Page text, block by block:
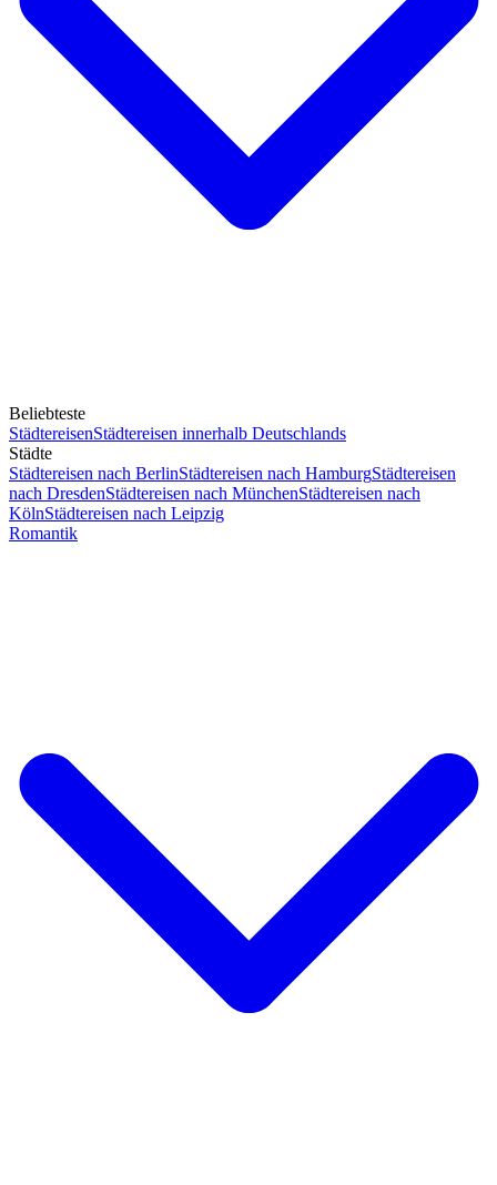
Beliebteste
StädtereisenStädtereisen innerhalb Deutschlands
Städte
Städtereisen nach BerlinStädtereisen nach HamburgStädtereisen
nach DresdenStädtereisen nach MünchenStädtereisen nach
KölnStädtereisen nach Leipzig
Romantik